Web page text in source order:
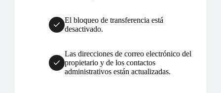
El bloqueo de transferencia está
desactivado.
Las direcciones de correo electrónico del
propietario y de los contactos
administrativos están actualizadas.